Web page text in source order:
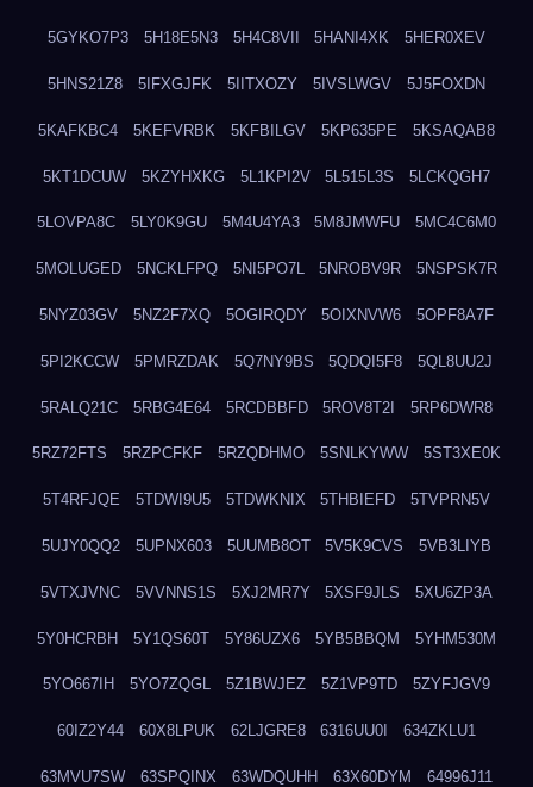
5GYKO7P3 5H18E5N3 5H4C8VII 5HANI4XK 5HER0XEV
5HNS21Z8 5IFXGJFK 5IITXOZY 5IVSLWGV 5J5FOXDN
5KAFKBC4 5KEFVRBK 5KFBILGV 5KP635PE 5KSAQAB8
5KT1DCUW 5KZYHXKG 5L1KPI2V 5L515L3S 5LCKQGH7
5LOVPA8C 5LY0K9GU 5M4U4YA3 5M8JMWFU 5MC4C6M0
5MOLUGED 5NCKLFPQ 5NI5PO7L 5NROBV9R 5NSPSK7R
5NYZ03GV 5NZ2F7XQ 5OGIRQDY 5OIXNVW6 5OPF8A7F
5PI2KCCW 5PMRZDAK 5Q7NY9BS 5QDQI5F8 5QL8UU2J
5RALQ21C 5RBG4E64 5RCDBBFD 5ROV8T2I 5RP6DWR8
5RZ72FTS 5RZPCFKF 5RZQDHMO 5SNLKYWW 5ST3XE0K
5T4RFJQE 5TDWI9U5 5TDWKNIX 5THBIEFD 5TVPRN5V
5UJY0QQ2 5UPNX603 5UUMB8OT 5V5K9CVS 5VB3LIYB
5VTXJVNC 5VVNNS1S 5XJ2MR7Y 5XSF9JLS 5XU6ZP3A
5Y0HCRBH 5Y1QS60T 5Y86UZX6 5YB5BBQM 5YHM530M
5YO667IH 5YO7ZQGL 5Z1BWJEZ 5Z1VP9TD 5ZYFJGV9
60IZ2Y44 60X8LPUK 62LJGRE8 6316UU0I 634ZKLU1
63MVU7SW 63SPQINX 63WDQUHH 63X60DYM 64996J11